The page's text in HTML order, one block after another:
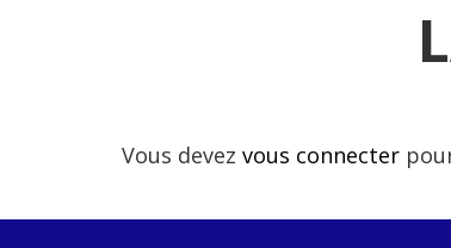
Vous devez vous connecter